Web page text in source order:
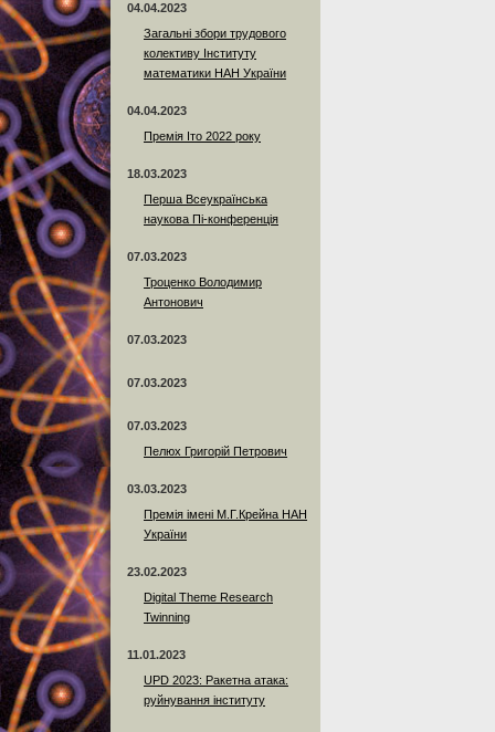
04.04.2023
Загальні збори трудового
колективу Інституту
математики НАН України
04.04.2023
Премія Іто 2022 року
18.03.2023
Перша Всеукраїнська
наукова Пі-конференція
07.03.2023
Троценко Володимир
Антонович
07.03.2023
07.03.2023
07.03.2023
Пелюх Григорій Петрович
03.03.2023
Премія імені М.Г.Крейна НАН
України
23.02.2023
Digital Theme Research
Twinning
11.01.2023
UPD 2023: Ракетна атака:
руйнування інституту